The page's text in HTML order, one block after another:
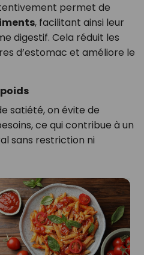
permet de
, facilitant ainsi leur
digestif. Cela réduit les
d’estomac et améliore le
satiété, on évite de
ce qui contribue à un
sans restriction ni